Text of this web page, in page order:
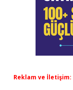
Reklam ve İletişim: